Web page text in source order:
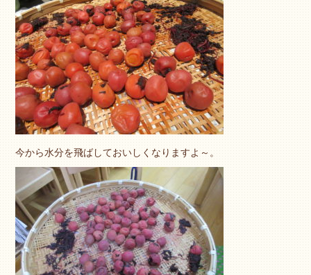
今から水分を飛ばしておいしくなりますよ～。